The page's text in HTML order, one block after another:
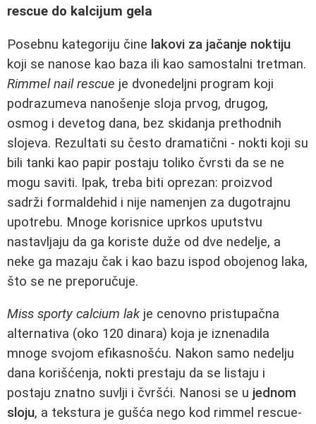
rescue do kalcijum gela
Posebnu kategoriju čine lakovi za jačanje noktiju
koji se nanose kao baza ili kao samostalni tretman.
Rimmel nail rescue je dvonedeljni program koji
podrazumeva nanošenje sloja prvog, drugog,
osmog i devetog dana, bez skidanja prethodnih
slojeva. Rezultati su često dramatični - nokti koji su
bili tanki kao papir postaju toliko čvrsti da se ne
mogu saviti. Ipak, treba biti oprezan: proizvod
sadrži formaldehid i nije namenjen za dugotrajnu
upotrebu. Mnoge korisnice uprkos uputstvu
nastavljaju da ga koriste duže od dve nedelje, a
neke ga mazaju čak i kao bazu ispod obojenog laka,
što se ne preporučuje.
Miss sporty calcium lakje cenovno pristupačna
alternativa (oko 120 dinara) koja je iznenadila
mnoge svojom efikasnošću. Nakon samo nedelju
dana korišćenja, nokti prestaju da se listaju i
postaju znatno suvlji i čvršći. Nanosi se u jednom
sloju, a tekstura je gušća nego kod rimmel rescue-